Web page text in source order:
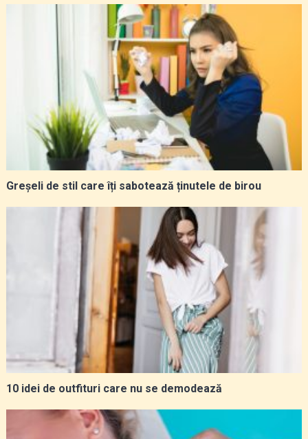
Greșeli de stil care îți sabotează ținutele de birou
10 idei de outfituri care nu se demodează